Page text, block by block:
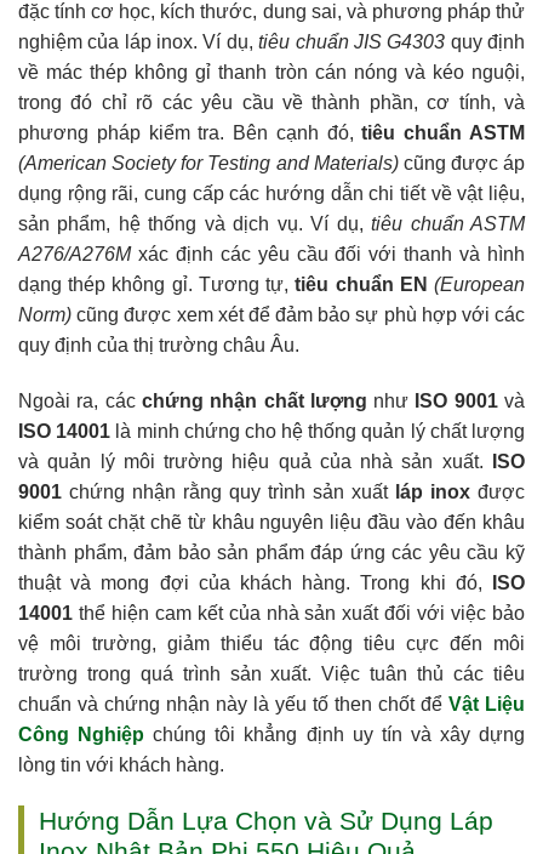
đặc tính cơ học, kích thước, dung sai, và phương pháp thử
nghiệm của láp inox. Ví dụ,tiêu chuẩn JIS G4303 quy định
về mác thép không gỉ thanh tròn cán nóng và kéo nguội,
trong đó chỉ rõ các yêu cầu về thành phần, cơ tính, và
phương pháp kiểm tra. Bên cạnh đó,tiêu chuẩn ASTM
(American Society for Testing and Materials)cũng được áp
dụng rộng rãi, cung cấp các hướng dẫn chi tiết về vật liệu,
sản phẩm, hệ thống và dịch vụ. Ví dụ,tiêu chuẩn ASTM
A276/A276Mxác định các yêu cầu đối với thanh và hình
dạng thép không gỉ. Tương tự,tiêu chuẩn EN (European
Norm) cũng được xem xét để đảm bảo sự phù hợp với các
quy định của thị trường châu Âu.
Ngoài ra, các chứng nhận chất lượng như ISO 9001và
ISO 14001 là minh chứng cho hệ thống quản lý chất lượng
và quản lý môi trường hiệu quả của nhà sản xuất.
ISO
9001 chứng nhận rằng quy trình sản xuất láp inox được
kiểm soát chặt chẽ từ khâu nguyên liệu đầu vào đến khâu
thành phẩm, đảm bảo sản phẩm đáp ứng các yêu cầu kỹ
thuật và mong đợi của khách hàng. Trong khi đó,
ISO
14001 thể hiện cam kết của nhà sản xuất đối với việc bảo
vệ môi trường, giảm thiểu tác động tiêu cực đến môi
trường trong quá trình sản xuất. Việc tuân thủ các tiêu
chuẩn và chứng nhận này là yếu tố then chốt để Vật Liệu
Công Nghiệp chúng tôi khẳng định uy tín và xây dựng
lòng tin với khách hàng.
Hướng Dẫn Lựa Chọn và Sử Dụng Láp